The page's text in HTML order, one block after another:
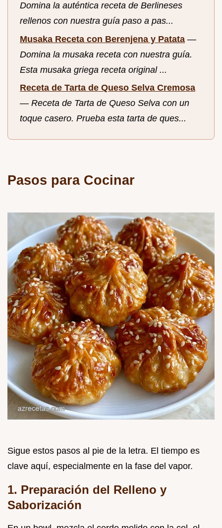
Domina la auténtica receta de Berlineses
rellenos con nuestra guía paso a pas...
Musaka Receta con Berenjena y Patata —
Domina la musaka receta con nuestra guía.
Esta musaka griega receta original ...
Receta de Tarta de Queso Selva Cremosa
— Receta de Tarta de Queso Selva con un
toque casero. Prueba esta tarta de ques...
Pasos para Cocinar
Sigue estos pasos al pie de la letra. El tiempo es
clave aquí, especialmente en la fase del vapor.
1. Preparación del Relleno y
Saborización